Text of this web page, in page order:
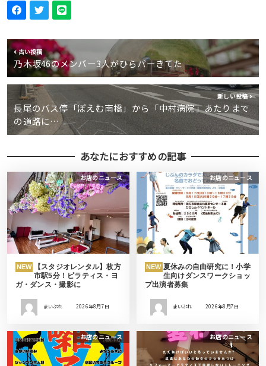
古い投稿
乃木坂46のメンバー3人がひらパーきてた
新しい投稿
長尾のバス停「ぽえむ南橋」から「中村病院」あたりまで
の道路に…
あなたにおすすめの記事
お店のニュース
NEW
【スタジオレンタル】枚方
市駅5分！ピラティス・ヨ
ガ・ダンス・撮影に
まいぷれ 2026年8月7日
お店のニュース
NEW 夏休みの自由研究に！小学
生向けダンスワークショッ
プ出演者募集
まいぷれ 2026年8月7日
お店のニュース お店のニュース